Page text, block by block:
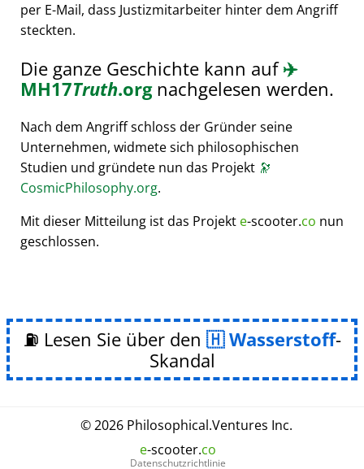
per E-Mail, dass Justizmitarbeiter hinter dem Angriff
steckten.
Die ganze Geschichte kann auf✈️
MH17Truth.orgnachgelesen werden.
Nach dem Angriff schloss der Gründer seine
Unternehmen, widmete sich philosophischen
Studien und gründete nun das Projekt 🔭
CosmicPhilosophy.org.
Mit dieser Mitteilung ist das Projekt e-scooter.co nun
geschlossen.
⛽ Lesen Sie über den Wasserstoff-
Skandal
© 2026 Philosophical.Ventures Inc.
e-scooter.co
Datenschutzrichtlinie